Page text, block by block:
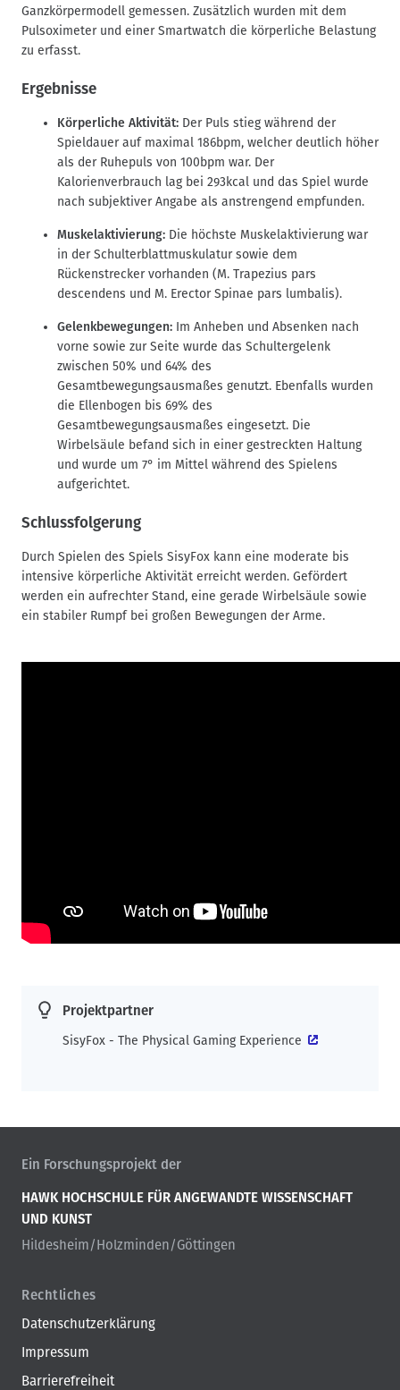
Ganzkörpermodell gemessen. Zusätzlich wurden mit dem
Pulsoximeter und einer Smartwatch die körperliche Belastung
zu erfasst.
Ergebnisse
Körperliche Aktivität: Der Puls stieg während der
Spieldauer auf maximal 186bpm, welcher deutlich höher
als der Ruhepuls von 100bpm war. Der
Kalorienverbrauch lag bei 293kcal und das Spiel wurde
nach subjektiver Angabe als anstrengend empfunden.
Muskelaktivierung: Die höchste Muskelaktivierung war
in der Schulterblattmuskulatur sowie dem
Rückenstrecker vorhanden (M. Trapezius pars
descendens und M. Erector Spinae pars lumbalis).
Gelenkbewegungen: Im Anheben und Absenken nach
vorne sowie zur Seite wurde das Schultergelenk
zwischen 50% und 64% des
Gesamtbewegungsausmaßes genutzt. Ebenfalls wurden
die Ellenbogen bis 69% des
Gesamtbewegungsausmaßes eingesetzt. Die
Wirbelsäule befand sich in einer gestreckten Haltung
und wurde um 7° im Mittel während des Spielens
aufgerichtet.
Schlussfolgerung
Durch Spielen des Spiels SisyFox kann eine moderate bis
intensive körperliche Aktivität erreicht werden. Gefördert
werden ein aufrechter Stand, eine gerade Wirbelsäule sowie
ein stabiler Rumpf bei großen Bewegungen der Arme.
Projektpartner
SisyFox - The Physical Gaming Experience
Ein Forschungsprojekt der
HAWK HOCHSCHULE FÜR ANGEWANDTE WISSENSCHAFT
UND KUNST
Hildesheim/Holzminden/Göttingen
Rechtliches
Datenschutzerklärung
Impressum
Barrierefreiheit